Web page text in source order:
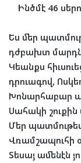
Ինծմէ 46
Ես մեր
դժբախտ մարդն
Կեանքս
դրուագով,
Խոնարհաբար
Սահակի
Մեր
Վռամշապուհի
Տեսայ ամենէն